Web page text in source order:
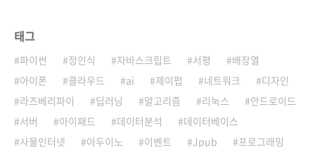
태그
파이썬 정인식 자바스크립트 서평
배장열
아이폰
클라우드 ai 제이펍 네트워크
디자인
라즈베리파이
딥러닝 알고리즘 리눅스
안드로이드
서버
아이패드 데이터분석
데이터베이스
사물인터넷
아두이노 이벤트 Jpub
프로그래밍